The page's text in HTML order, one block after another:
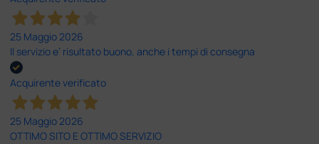
25 Maggio 2026
Il servizio e’ risultato buono, anche i tempi di consegna
Acquirente verificato
25 Maggio 2026
OTTIMO SITO E OTTIMO SERVIZIO